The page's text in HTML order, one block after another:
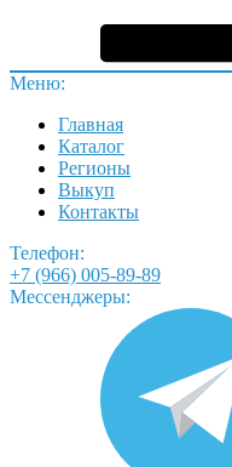
Меню:
Главная
Каталог
Регионы
Выкуп
Контакты
Телефон:
+7 (966) 005-89-89
Мессенджеры: